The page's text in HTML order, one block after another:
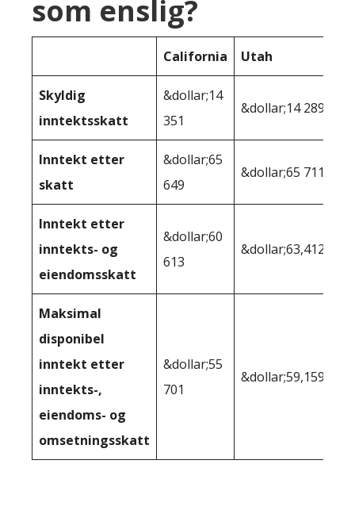
som enslig?
California Utah
Skyldig
inntektsskatt
&dollar;14
351
&dollar;14 289
Inntekt etter
skatt
&dollar;65
649
&dollar;65 711
Inntekt etter
inntekts- og
eiendomsskatt
&dollar;60
613
&dollar;63,412
Maksimal
disponibel
inntekt etter
inntekts-,
eiendoms- og
omsetningsskatt
&dollar;55
701
&dollar;59,159